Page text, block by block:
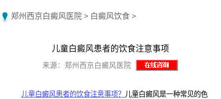
郑州西京白癜风医院 > 白癜风饮食 >
儿童白癜风患者的饮食注意事项
来源：郑州西京白癜风医院
儿童白癜风患者的饮食注意事项？ 儿童白癜风是一种常见的色